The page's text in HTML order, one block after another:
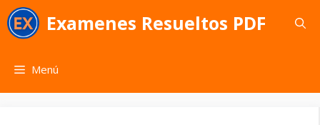
Saltar
al
contenido
Examenes Resueltos PDF
Menú